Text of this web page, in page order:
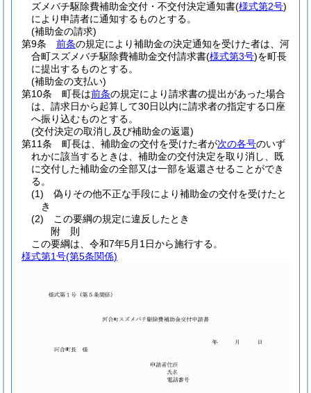
ズメバチ駆除費補助金交付・不交付決定通知書(様式第2号)
により申請者に通知するものとする。
(補助金の請求)
第9条
前条の規定により補助金の決定通知を受けた者は、河
合町スズメバチ駆除費補助金交付請求書(様式第3号)を町長
に提出するものとする。
(補助金の支払い)
第10条
町長は前条の規定により請求書の提出があった場合
は、請求日から起算して30日以内に請求者の指定する口座
へ振り込むものとする。
(交付決定の取消し及び補助金の返還)
第11条
町長は、補助金の交付を受けた者が次の各号のいず
れかに該当するときは、補助金の交付決定を取り消し、既
に交付した補助金の全部又は一部を返還させることができ
る。
(1)
偽りその他不正な手段により補助金の交付を受けたと
き
(2)
この要綱の規定に違反したとき
附 則
この要綱は、令和7年5月1日から施行する。
様式第1号(第5条関係)